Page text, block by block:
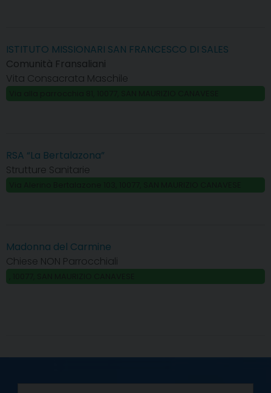
ISTITUTO MISSIONARI SAN FRANCESCO DI SALES
Comunità Fransaliani
Vita Consacrata Maschile
RSA “La Bertalazona”
Strutture Sanitarie
Madonna del Carmine
Chiese NON Parrocchiali